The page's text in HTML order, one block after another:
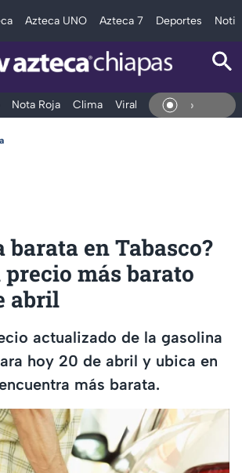
Azteca UNO Azteca 7 Deportes
Nota Roja Clima Viral y Tendencia En
barata en Tabasco?
precio más barato
abril
actualizado de la gasolina
hoy 20 de abril y ubica en
más barata.